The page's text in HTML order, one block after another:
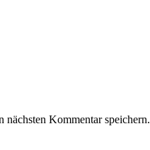
Kommentar speichern.